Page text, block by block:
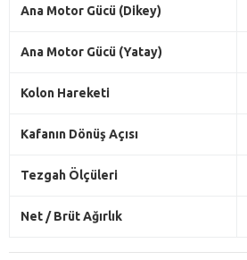
Ana Motor Gücü (Dikey)
Ana Motor Gücü (Yatay)
Kolon Hareketi
Kafanın Dönüş Açısı
Tezgah Ölçüleri
Net / Brüt Ağırlık